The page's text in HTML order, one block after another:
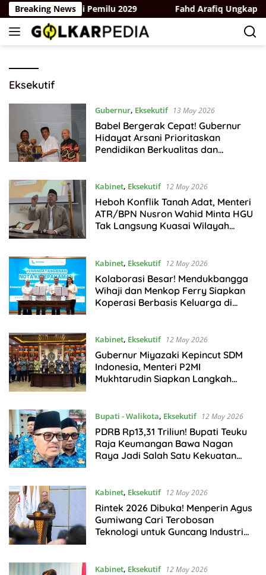
Skip
to
content
Breaking News
Hadapi Pemilu 2029 Fahd Arafiq Ungkap
Eksekutif
Gubernur, Eksekutif 13 May 2026
Babel Bergerak Cepat! Gubernur
Hidayat Arsani Prioritaskan
Pendidikan Berkualitas dan
Kabinet, Eksekutif 12 May 2026
Heboh Konflik Tanah Adat, Menteri
ATR/BPN Nusron Wahid Minta HGU
Tak Langsung Kuasai Wilayah
Kabinet, Eksekutif 12 May 2026
Kolaborasi Besar! Mendukbangga
Wihaji dan Menkop Ferry Siapkan
Koperasi Berbasis Keluarga di
Kabinet, Eksekutif 12 May 2026
Gubernur Miyazaki Kepincut SDM
Indonesia, Menteri P2MI
Mukhtarudin Siapkan Langkah
Bupati - Walikota, Eksekutif 12 May 2026
PDRB Rp13,31 Triliun! Bupati Teuku
Raja Keumangan Bawa Nagan
Raya Jadi Salah Satu Kekuatan
Kabinet, Eksekutif 12 May 2026
Rintek 2026 Dibuka! Menperin Agus
Gumiwang Cari Terobosan
Teknologi untuk Guncang Industri
Kabinet, Eksekutif 12 May 2026